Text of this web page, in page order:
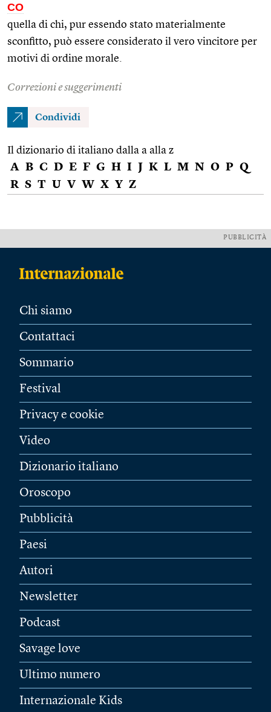
CO
quella di chi, pur essendo stato materialmente
sconfitto, può essere considerato il vero vincitore per
motivi di ordine morale.
Correzioni e suggerimenti
Condividi
Il dizionario di italiano dalla a alla z
A B C D E F G H I J K L M N O P Q
R S T U V W X Y Z
PUBBLICITÀ
Chi siamo
Contattaci
Sommario
Festival
Privacy e cookie
Video
Dizionario italiano
Oroscopo
Pubblicità
Paesi
Autori
Newsletter
Podcast
Savage love
Ultimo numero
Internazionale Kids